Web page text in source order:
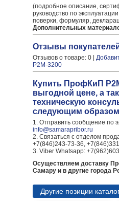
(подробное описание,
руководство по
поверки, формуляр,
Дополнительных
Отзывы
Отзывов о товаре: 0 |
Р2М-3200
Купить ПрофКиП
выгодной цене, а
техническую
следующим
1. Отправить сообщение по
info@samarapribor.ru
2. Связаться с отделом
+7(846)243-73-36,
3. Viber Whatsapp:
Осуществляем доставку
Самару и в другие города
Другие позиции